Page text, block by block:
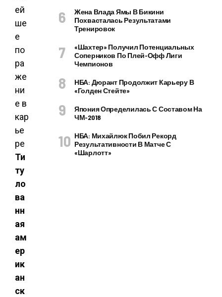
Ти
ту
ло
ва
нн
ая
ам
ер
ик
ан
ск
Жена Влада Ямы В Бикини
Похвасталась Результатами
Тренировок
«Шахтер» Получил Потенциальных
Соперников По Плей-Офф Лиги
Чемпионов
НБА: Дюрант Продолжит Карьеру В
«Голден Стейте»
Япония Определилась С Составом На
ЧМ-2018
НБА: Михайлюк Побил Рекорд
Результативности В Матче С
«Шарлотт»